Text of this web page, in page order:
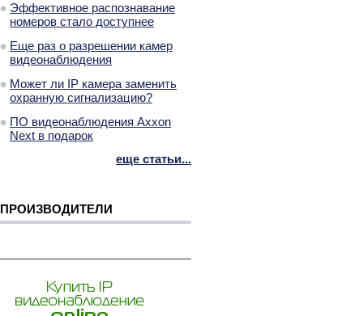
Эффективное распознавание
номеров стало доступнее
Еще раз о разрешении камер
видеонаблюдения
Может ли IP камера заменить
охранную сигнализацию?
ПО видеонаблюдения Axxon
Next в подарок
еще статьи...
ПРОИЗВОДИТЕЛИ